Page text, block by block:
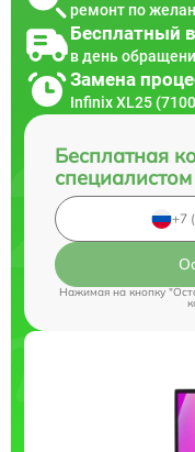
ремонт по
Бесплатный
в день
Замена
Infinix XL25
Бесплатная
специалистом
Нажимая на кнопку